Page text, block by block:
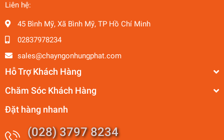
Liên hệ:
45 Bình Mỹ, Xã Bình Mỹ, TP Hồ Chí Minh
02837978234
sales@chayngonhungphat.com
Hỗ Trợ Khách Hàng
Chăm Sóc Khách Hàng
Đặt hàng nhanh
(028) 3797 8234